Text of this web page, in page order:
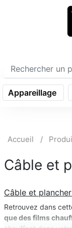
icon
Appareillage
Accueil
Câble et
Câble et
Retrouvez dans
que des films